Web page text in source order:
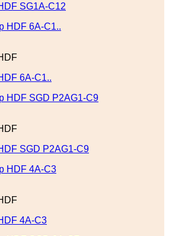
SG1A-C12
6A-C1..
SGD P2AG1-C9
4A-C3